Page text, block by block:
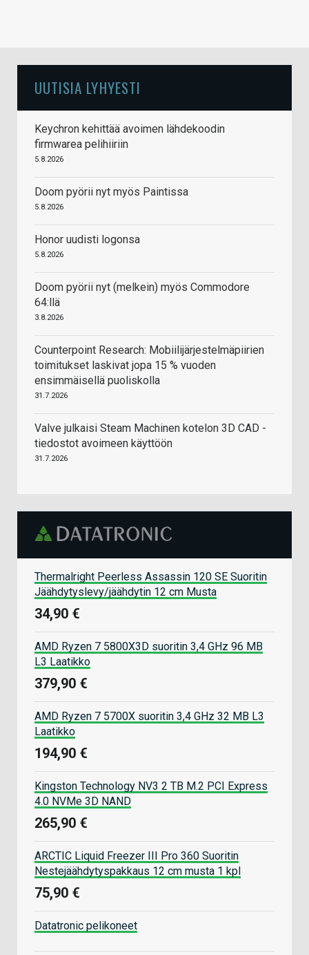
UUTISIA LYHYESTI
Keychron kehittää avoimen lähdekoodin
firmwarea pelihiiriin
5.8.2026
Doom pyörii nyt myös Paintissa
5.8.2026
Honor uudisti logonsa
5.8.2026
Doom pyörii nyt (melkein) myös Commodore
64:llä
3.8.2026
Counterpoint Research: Mobiilijärjestelmäpiirien
toimitukset laskivat jopa 15 % vuoden
ensimmäisellä puoliskolla
31.7.2026
Valve julkaisi Steam Machinen kotelon 3D CAD -
tiedostot avoimeen käyttöön
31.7.2026
Thermalright Peerless Assassin 120 SE Suoritin
Jäähdytyslevy/jäähdytin 12 cm Musta
34,90 €
AMD Ryzen 7 5800X3D suoritin 3,4 GHz 96 MB
L3 Laatikko
379,90 €
AMD Ryzen 7 5700X suoritin 3,4 GHz 32 MB L3
Laatikko
194,90 €
Kingston Technology NV3 2 TB M.2 PCI Express
4.0 NVMe 3D NAND
265,90 €
ARCTIC Liquid Freezer III Pro 360 Suoritin
Nestejäähdytyspakkaus 12 cm musta 1 kpl
75,90 €
Datatronic pelikoneet